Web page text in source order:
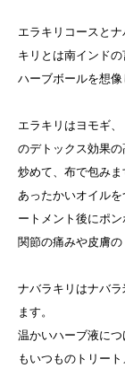
エラキリコースとナ
キリとは南インドの
ハーブボールを想
エラキリはヨモギ
のデトックス効果
炒めて、布で包みま
あったかいオイル
ートメント後にポ
関節の痛みや皮膚
ナバラキリはナバ
ます。
温かいハーブ液に
もいつものトリー